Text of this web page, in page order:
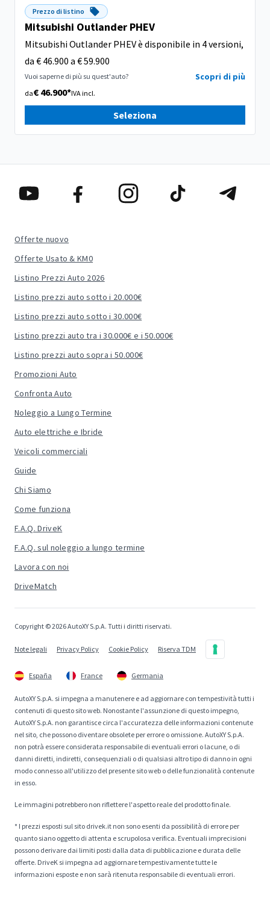
Prezzo di listino
Mitsubishi Outlander PHEV
Mitsubishi Outlander PHEV è disponibile in 4 versioni,
da € 46.900 a € 59.900
Vuoi saperne di più su quest'auto? Scopri di più
da€ 46.900*IVA incl.
Seleziona
Offerte nuovo
Offerte Usato & KM0
Listino Prezzi Auto 2026
Listino prezzi auto sotto i 20.000€
Listino prezzi auto sotto i 30.000€
Listino prezzi auto tra i 30.000€ e i 50.000€
Listino prezzi auto sopra i 50.000€
Promozioni Auto
Confronta Auto
Noleggio a Lungo Termine
Auto elettriche e Ibride
Veicoli commerciali
Guide
Chi Siamo
Come funziona
F.A.Q. DriveK
F.A.Q. sul noleggio a lungo termine
Lavora con noi
DriveMatch
Copyright © 2026 AutoXY S.p.A. Tutti i diritti riservati.
Note legali Privacy Policy Cookie Policy Riserva TDM
España France Germania
AutoXY S.p.A. si impegna a manutenere e ad aggiornare con tempestività tutti i
contenuti di questo sito web. Nonostante l'assunzione di questo impegno,
AutoXY S.p.A. non garantisce circa l'accuratezza delle informazioni contenute
nel sito, che possono diventare obsolete per errore o omissione. AutoXY S.p.A.
non potrà essere considerata responsabile di eventuali errori o lacune, o di
danni diretti, indiretti, consequenziali o di qualsiasi altro tipo di danno in ogni
modo connesso all'utilizzo del presente sito web o delle funzionalità contenute
in esso.
Le immagini potrebbero non riflettere l'aspetto reale del prodotto finale.
* I prezzi esposti sul sito drivek.it non sono esenti da possibilità di errore per
quanto siano oggetto di attenta e scrupolosa verifica. Eventuali imprecisioni
possono derivare dai limiti posti dalla data di pubblicazione e durata delle
offerte. DriveK si impegna ad aggiornare tempestivamente tutte le
informazioni esposte e non sarà ritenuta responsabile di eventuali errori.